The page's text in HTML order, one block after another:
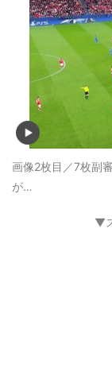
画像2枚目／7枚副
が…
▼